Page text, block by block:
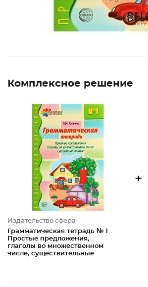
Комплексное решение
Издательство сфера
Грамматическая тетрадь № 1
Простые предложения,
глаголы во множественном
числе, существительные
+